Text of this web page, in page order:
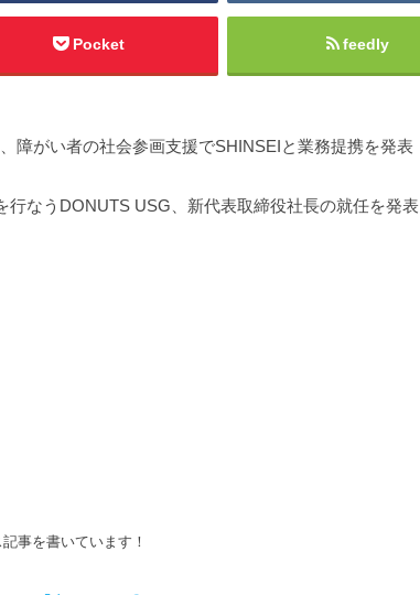
Pocket feedly
障がい者の社会参画支援でSHINSEIと業務提携を発表
行なうDONUTS USG、新代表取締役社長の就任を発表
事を書いています！